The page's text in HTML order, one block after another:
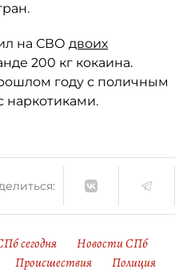
на СВО двоих
200 кг кокаина.
году с поличным
наркотиками.
сегодня
Новости СПб
Происшествия Полиция